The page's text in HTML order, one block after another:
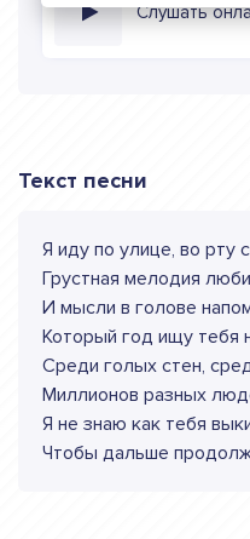
Слушать
Текст песни
Я иду по улице, во рту
Грустная мелодия
И мысли в голове
Который год ищу тебя
Среди голых стен,
Миллионов разных
Я не знаю как тебя
Чтобы дальше